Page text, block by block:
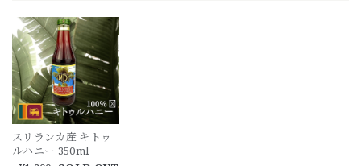
スリランカ産 キトゥ
ルハニー 350ml